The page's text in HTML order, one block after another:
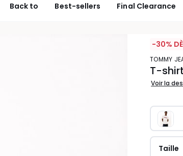
Back to Best-sellers Final Clearance
-30%
TOMMY
T-
Voir la
Taille